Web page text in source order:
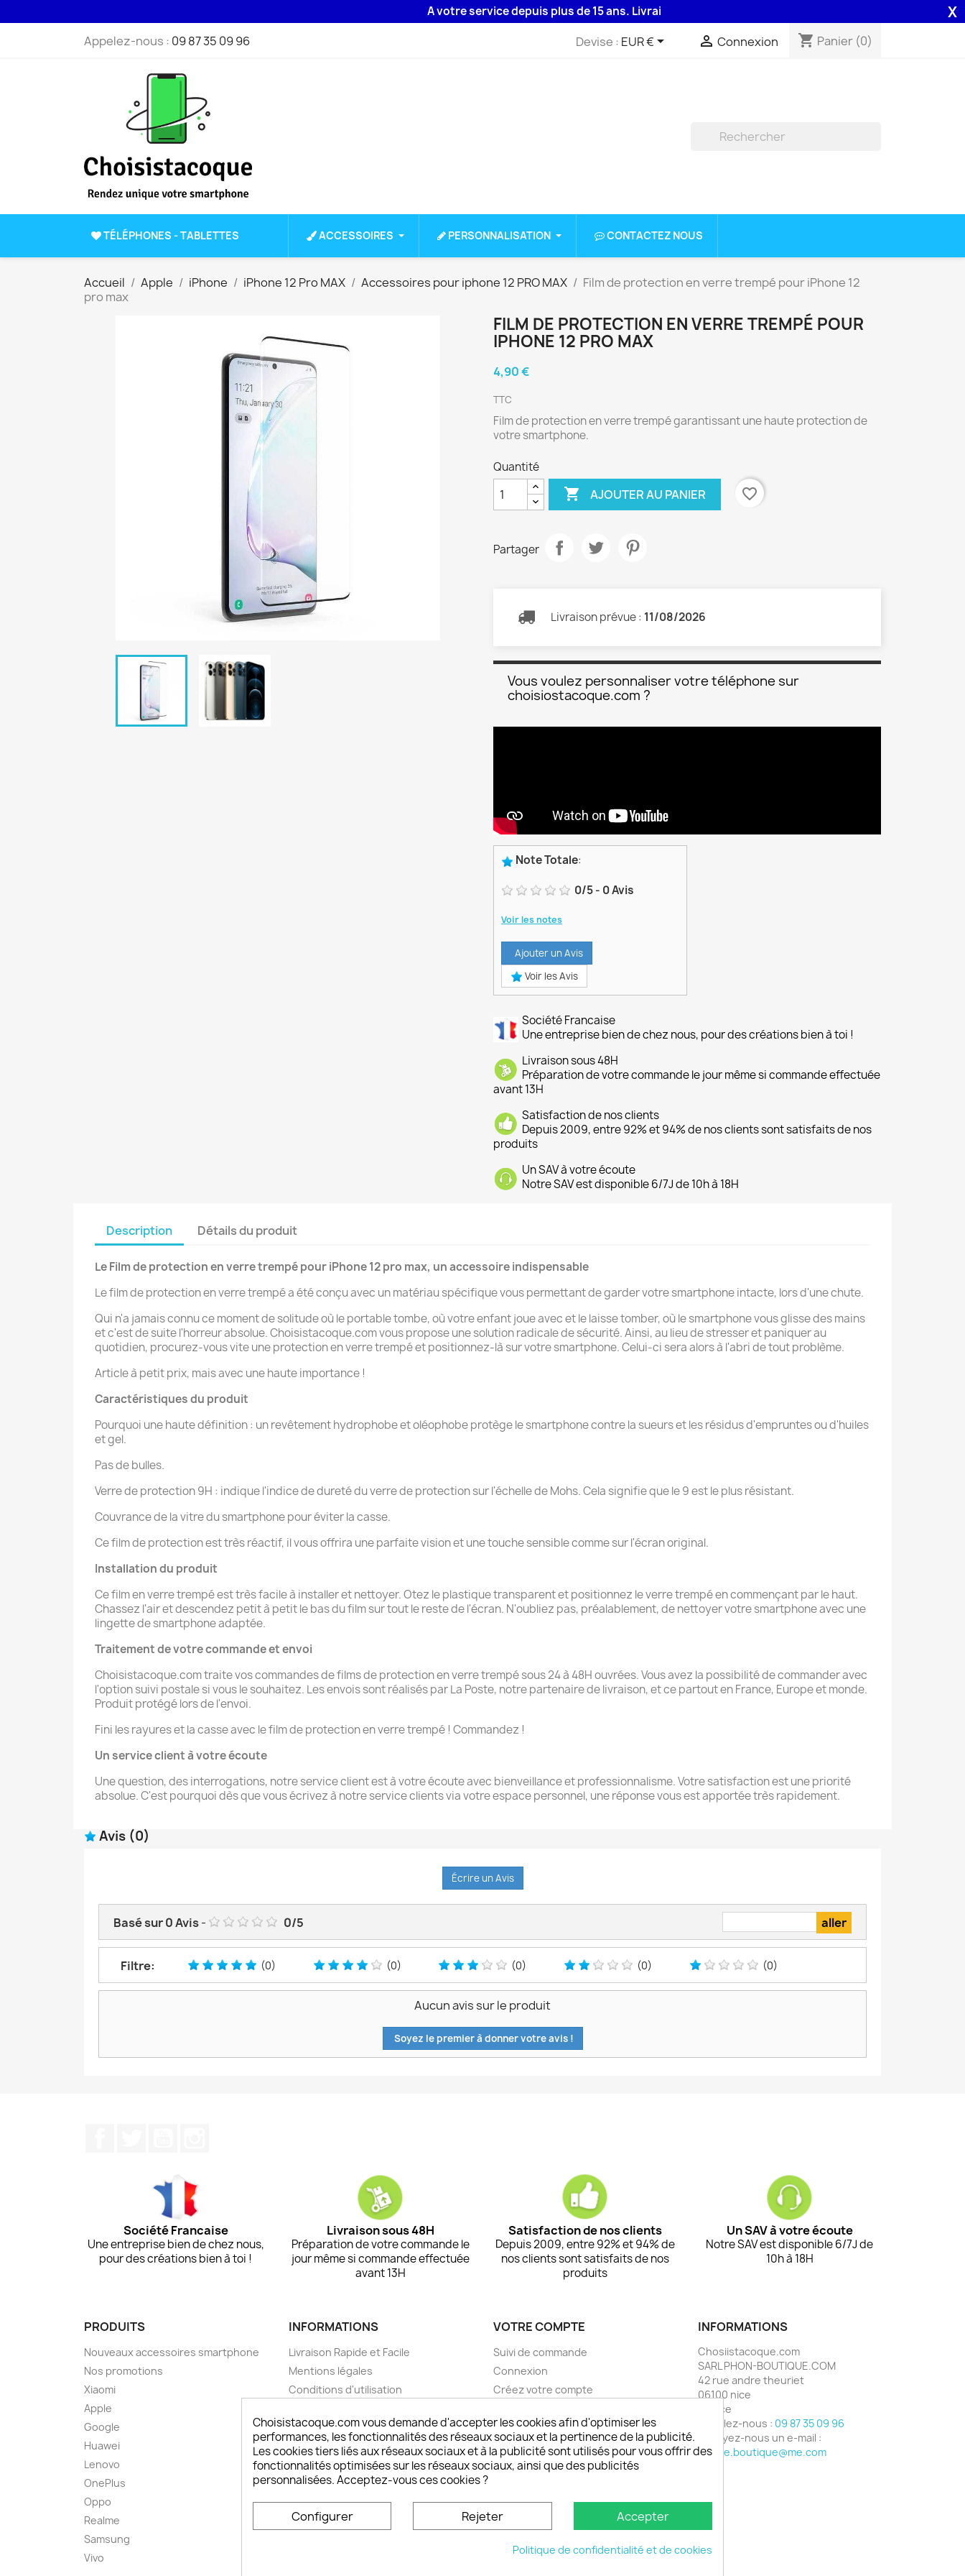
A votre service depuis plus de 15 ans. Livraison 48H assurée par la Poste . X
Appelez-nous : 09 87 35 09 96 Devise : EUR €  Connexion shopping_cart Panier (0)
TÉLÉPHONES - TABLETTES ACCESSOIRES PERSONNALISATION CONTACTEZ NOUS
Accueil Apple iPhone iPhone 12 Pro MAX Accessoires pour iphone 12 PRO MAX
Film de protection en verre trempé pour iPhone 12
pro max
FILM DE PROTECTION EN VERRE TREMPÉ POUR
IPHONE 12 PRO MAX
4,90 €
TTC
Film de protection en verre trempé garantissant une haute protection de
votre smartphone.
Quantité
 AJOUTER AU PANIER favorite_border
Partager
Livraison prévue : 11/08/2026
Vous voulez personnaliser votre téléphone sur
choisiostacoque.com ?
Note Totale:
0/5- 0Avis
Voir les notes
Ajouter un Avis
Voir les Avis
Société Francaise
Une entreprise bien de chez nous, pour des créations bien à toi !
Livraison sous 48H
Préparation de votre commande le jour même si commande effectuée
avant 13H
Satisfaction de nos clients
Depuis 2009, entre 92% et 94% de nos clients sont satisfaits de nos
produits
Un SAV à votre écoute
Notre SAV est disponible 6/7J de 10h à 18H
Description Détails du produit
Le Film de protection en verre trempé pour iPhone 12 pro max, un accessoire indispensable
Le film de protection en verre trempé a été conçu avec un matériau spécifique vous permettant de garder votre smartphone intacte, lors d'une chute.
Qui n'a jamais connu ce moment de solitude où le portable tombe, où votre enfant joue avec et le laisse tomber, où le smartphone vous glisse des mains
et c'est de suite l'horreur absolue. Choisistacoque.com vous propose une solution radicale de sécurité. Ainsi, au lieu de stresser et paniquer au
quotidien, procurez-vous vite une protection en verre trempé et positionnez-là sur votre smartphone. Celui-ci sera alors à l'abri de tout problème.
Article à petit prix, mais avec une haute importance !
Caractéristiques du produit
Pourquoi une haute définition : un revêtement hydrophobe et oléophobe protège le smartphone contre la sueurs et les résidus d'empruntes ou d'huiles
et gel.
Pas de bulles.
Verre de protection 9H : indique l'indice de dureté du verre de protection sur l'échelle de Mohs. Cela signifie que le 9 est le plus résistant.
Couvrance de la vitre du smartphone pour éviter la casse.
Ce film de protection est très réactif, il vous offrira une parfaite vision et une touche sensible comme sur l'écran original.
Installation du produit
Ce film en verre trempé est très facile à installer et nettoyer. Otez le plastique transparent et positionnez le verre trempé en commençant par le haut.
Chassez l'air et descendez petit à petit le bas du film sur tout le reste de l'écran. N'oubliez pas, préalablement, de nettoyer votre smartphone avec une
lingette de smartphone adaptée.
Traitement de votre commande etenvoi
Choisistacoque.com traite vos commandes de films de protection en verre trempé sous 24 à 48H ouvrées. Vous avez la possibilité de commander avec
l'option suivi postale si vous le souhaitez. Les envois sont réalisés par La Poste, notre partenaire de livraison, et ce partout en France, Europe et monde.
Produit protégé lors de l'envoi.
Fini les rayures et la casse avec le film de protection en verre trempé ! Commandez !
Un service client à votre écoute
Une question, des interrogations, notre service client est à votre écoute avec bienveillance et professionnalisme. Votre satisfaction est une priorité
absolue. C'est pourquoi dès que vous écrivez à notre service clients via votre espace personnel, une réponse vous est apportée très rapidement.
Avis (0)
Écrire un Avis
Basé sur0Avis- 0/5
Filtre: (0) (0) (0) (0) (0)
Aucun avis sur le produit
Soyez le premier à donner votre avis !
Société Francaise
Une entreprise bien de chez nous,
pour des créations bien à toi !
Livraison sous 48H
Préparation de votre commande le
jour même si commande effectuée
avant 13H
Satisfaction de nos clients
Depuis 2009, entre 92% et 94% de
nos clients sont satisfaits de nos
produits
Un SAV à votre écoute
Notre SAV est disponible 6/7J de
10h à 18H
PRODUITS
Nouveaux accessoires smartphone
Nos promotions
Xiaomi
Apple
Google
Huawei
Lenovo
OnePlus
Oppo
Realme
Samsung
Vivo
INFORMATIONS
Livraison Rapide et Facile
Mentions légales
Conditions d'utilisation
Paiement sécurisé choisistacoque
Retours et remboursements
Livraison DOM TOM et outremer
FAQ choisistacoque
Comment personnaliser son
smartphone
VOTRE COMPTE
Suivi de commande
Connexion
Créez votre compte
INFORMATIONS
Chosiistacoque.com
SARL PHON-BOUTIQUE.COM
42 rue andre theuriet
06100 nice
France
Appelez-nous : 09 87 35 09 96
Envoyez-nous un e-mail :
phone.boutique@me.com
Choisistacoque.com vous demande d'accepter les cookies afin d'optimiser les
performances, les fonctionnalités des réseaux sociaux et la pertinence de la publicité.
Les cookies tiers liés aux réseaux sociaux et à la publicité sont utilisés pour vous offrir des
fonctionnalités optimisées sur les réseaux sociaux, ainsi que des publicités
personnalisées. Acceptez-vous ces cookies ?
Configurer Rejeter Accepter
Politique de confidentialité et de cookies